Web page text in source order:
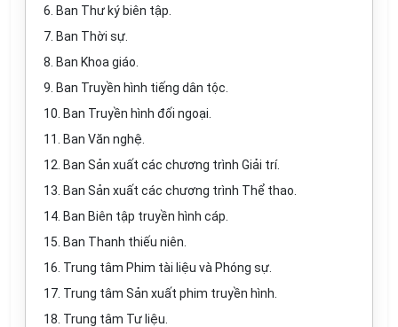
6. Ban Thư ký biên tập.
7. Ban Thời sự.
8. Ban Khoa giáo.
9. Ban Truyền hình tiếng dân tộc.
10. Ban Truyền hình đối ngoại.
11. Ban Văn nghệ.
12. Ban Sản xuất các chương trình Giải trí.
13. Ban Sản xuất các chương trình Thể thao.
14. Ban Biên tập truyền hình cáp.
15. Ban Thanh thiếu niên.
16. Trung tâm Phim tài liệu và Phóng sự.
17. Trung tâm Sản xuất phim truyền hình.
18. Trung tâm Tư liệu.